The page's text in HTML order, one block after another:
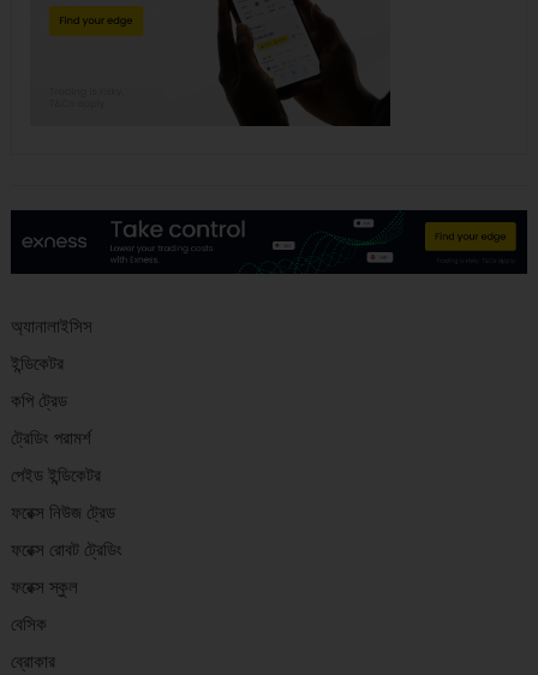
অ্যানালাইসিস
ইন্ডিকেটর
কপি ট্রেড
ট্রেডিং পরামর্শ
পেইড ইন্ডিকেটর
ফরেক্স নিউজ ট্রেড
ফরেক্স রোবট ট্রেডিং
ফরেক্স স্কুল
বেসিক
ব্রোকার